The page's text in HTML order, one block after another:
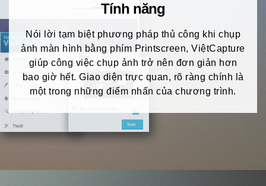
Tính năng
Nói lời tạm biệt phương pháp thủ công khi chụp
ảnh màn hình bằng phím Printscreen, ViệtCapture
giúp công việc chụp ảnh trở nên đơn giản hơn
bao giờ hết. Giao diện trực quan, rõ ràng chính là
một trong những điểm nhấn của chương trình.